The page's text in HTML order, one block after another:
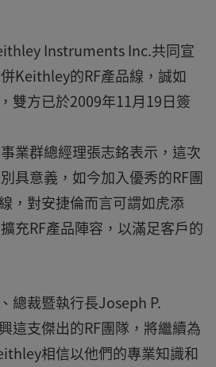
Instruments Inc.共同宣
Keithley的RF產品線，誠如
雙方已於2009年11月19日簽
業群總經理張志銘表示，這次
具意義，如今加入優秀的RF團
，對安捷倫而言可謂如虎添
充RF產品陣容，以滿足客戶的
總裁暨執行長Joseph P.
這支傑出的RF團隊，將繼續為
相信以他們的專業知識和